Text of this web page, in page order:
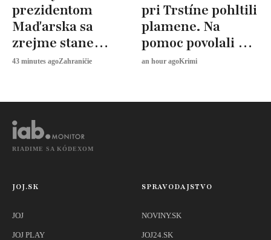
prezidentom
Maďarska sa
zrejme stane
András Baka.
43 minutes agoZahraničie
pri Trstíne pohltili
plamene. Na
pomoc povolali aj
vrtuľník
an hour agoKrimi
RIADIME SA KÓDEXOM
JOJ.SK
JOJ
JOJ PLAY
SPRAVODAJSTVO
NOVINY.SK
JOJ24.SK